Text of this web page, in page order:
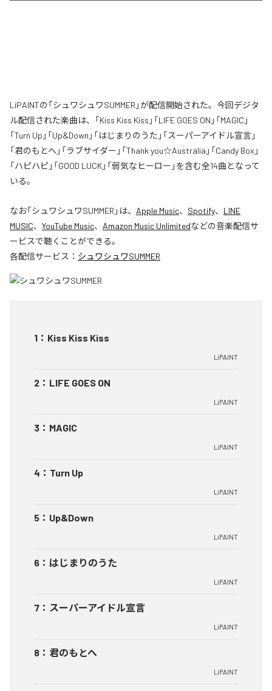
LiPAINTの「シュワシュワSUMMER」が配信開始された。今回デジタ
ル配信された楽曲は、「Kiss Kiss Kiss」「LIFE GOES ON」「MAGIC」
「Turn Up」「Up&Down」「はじまりのうた」「スーパーアイドル宣言」
「君のもとへ」「ラブサイダー」「Thank you☆Australia」「Candy Box」
「ハピハピ」「GOOD LUCK」「弱気なヒーロー」を含む全14曲となって
いる。
なお「シュワシュワSUMMER 」は、 Apple Music、 Spotify、 LINE
MUSIC、 YouTube Music、 Amazon Music Unlimitedなどの音楽配信サ
ービスで聴くことができる。
各配信サービス： シュワシュワSUMMER
1 ： Kiss Kiss Kiss
LiPAINT
2 ： LIFE GOES ON
LiPAINT
3 ： MAGIC
LiPAINT
4 ： Turn Up
LiPAINT
5 ： Up&Down
LiPAINT
6 ： はじまりのうた
LiPAINT
7 ： スーパーアイドル宣言
LiPAINT
8 ： 君のもとへ
LiPAINT